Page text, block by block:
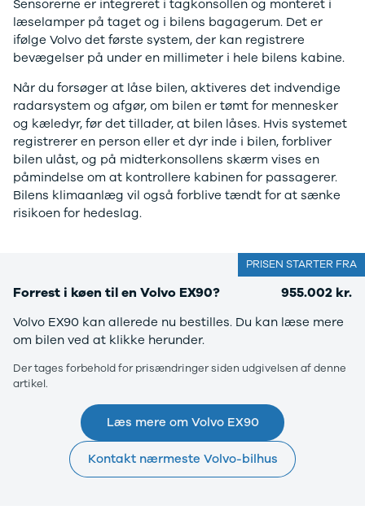
Anmeldelser
Privatleasing
Tilbud
til elbil
Oversigt
Clever
ladeløsning
Ladekabler
til elbilen
Ladeløsning
til plug-in
Udlevering
Karl
Corsa
Corsa-e
Mokka
Mokka-e
Mokka X
Insignia
Crossland
Crossland X
Grandland X
Movano
Peugeot
Peugeot
108
E-208
3008
5008
508
Boxer 435
Sensorerne er integreret i tagkonsollen og monteret i
læselamper på taget og i bilens bagagerum. Det er
ifølge Volvo det første system, der kan registrere
bevægelser på under en millimeter i hele bilens kabine.
Når du forsøger at låse bilen, aktiveres det indvendige
radarsystem og afgør, om bilen er tømt for mennesker
og kæledyr, før det tillader, at bilen låses. Hvis systemet
registrerer en person eller et dyr inde i bilen, forbliver
bilen ulåst, og på midterkonsollens skærm vises en
påmindelse om at kontrollere kabinen for passagerer.
Bilens klimaanlæg vil også forblive tændt for at sænke
risikoen for hedeslag.
Forrest i køen til en Volvo EX90? 955.002 kr.
Volvo EX90 kan allerede nu bestilles. Du kan læse mere
om bilen ved at klikke herunder.
Der tages forbehold for prisændringer siden udgivelsen af denne
artikel.
Læs mere om Volvo EX90
Kontakt nærmeste Volvo-bilhus
PRISEN STARTER FRA